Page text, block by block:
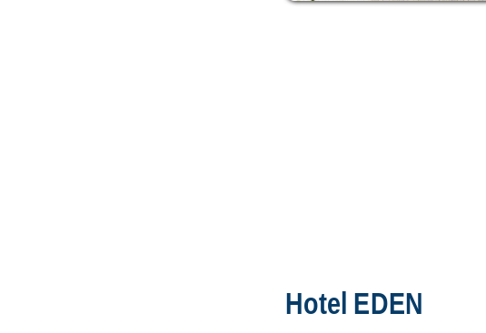
Hotel EDEN